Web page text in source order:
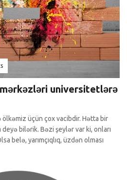
universitetlərə
üçün çox vacibdir. Hətta bir
bilərik. Bəzi şeylər var ki, onları
belə, yarımçıqlıq, üzdən olması